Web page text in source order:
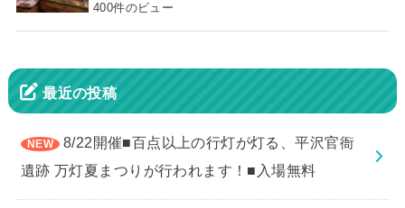
400件のビュー
最近の投稿
8/22開催■百点以上の行灯が灯る、平沢官衙
遺跡 万灯夏まつりが行われます！■入場無料